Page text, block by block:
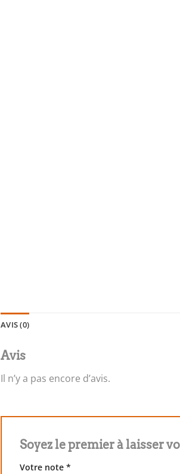
AVIS (0)
Avis
Il n’y a pas encore d’avis.
Soyez le premier à laisser
Votre note *